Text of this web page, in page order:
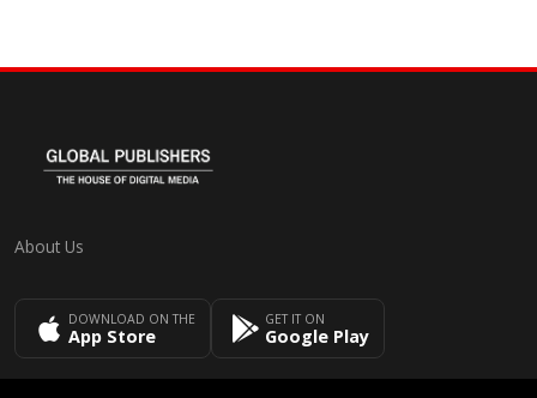
About Us
DOWNLOAD ON THE
App Store
GET IT ON
Google Play